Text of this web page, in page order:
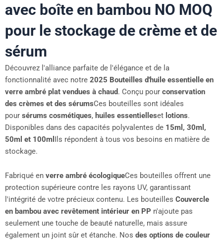
avec boîte en bambou NO MOQ
pour le stockage de crème et de
sérum
Découvrez l'alliance parfaite de l'élégance et de la
fonctionnalité avec notre 2025 Bouteilles d'huile essentielle en
verre ambré plat vendues à chaud. Conçu pour conservation
des crèmes et des sérumsCes bouteilles sont idéales
pour sérums cosmétiques, huiles essentielleset lotions.
Disponibles dans des capacités polyvalentes de 15ml, 30ml,
50ml et 100ml Ils répondent à tous vos besoins en matière de
stockage.
Fabriqué en verre ambré écologiqueCes bouteilles offrent une
protection supérieure contre les rayons UV, garantissant
l'intégrité de votre précieux contenu. Les bouteilles Couvercle
en bambou avec revêtement intérieur en PP n'ajoute pas
seulement une touche de beauté naturelle, mais assure
également un joint sûr et étanche. Nos des options de couleur